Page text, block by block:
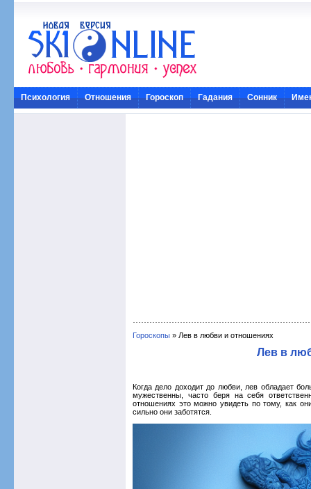
Психология Отношения Гороскоп Гадания Сонник
Гороскопы » Лев в любви и отношениях
Лев в
Когда дело доходит до любви, лев обладает
мужественны, часто беря на себя
отношениях это можно увидеть по тому, как
сильно они заботятся.